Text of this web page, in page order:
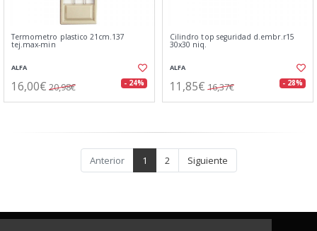
Termometro plastico 21cm.137
tej.max-min
ALFA
16,00€ 20,98€ - 24%
Cilindro top seguridad d.embr.r15
30x30 niq.
ALFA
11,85€ 16,37€ - 28%
Anterior 1 2 Siguiente